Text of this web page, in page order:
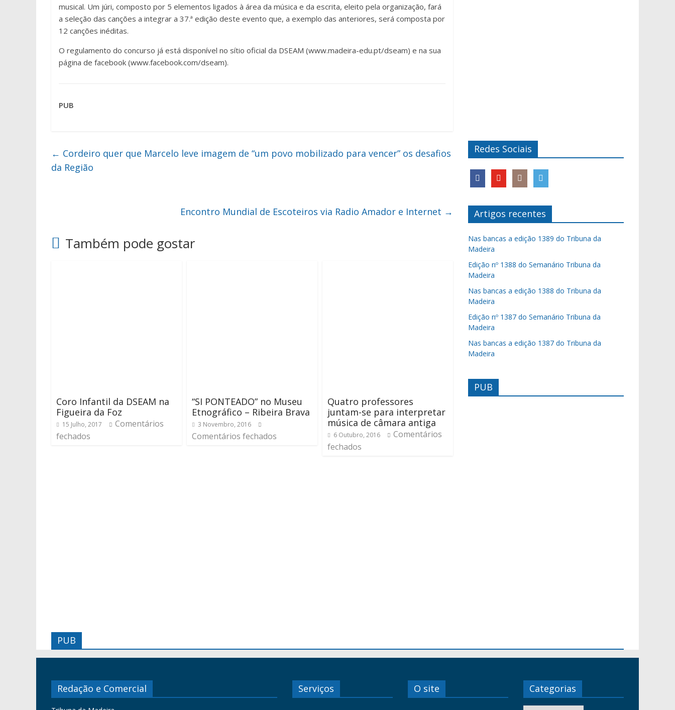
musical. Um júri, composto por 5 elementos ligados à área da música e da escrita, eleito pela organização, fará
a seleção das canções a integrar a 37.ª edição deste evento que, a exemplo das anteriores, será composta por
12 canções inéditas.
O regulamento do concurso já está disponível no sítio oficial da DSEAM (www.madeira-edu.pt/dseam) e na sua
página de facebook (www.facebook.com/dseam).
PUB
← Cordeiro quer que Marcelo leve imagem de “um povo mobilizado para vencer” os desafios
da Região
Encontro Mundial de Escoteiros via Radio Amador e Internet →
Também pode gostar
Coro Infantil da DSEAM na
Figueira da Foz
15 Julho, 2017
Comentários
fechados
“SI PONTEADO” no Museu
Etnográfico – Ribeira Brava
3 Novembro, 2016
Comentários fechados
Quatro professores
juntam-se para interpretar
música de câmara antiga
6 Outubro, 2016
Comentários
fechados
Redes Sociais
Artigos recentes
Nas bancas a edição 1389 do Tribuna da
Madeira
Edição nº 1388 do Semanário Tribuna da
Madeira
Nas bancas a edição 1388 do Tribuna da
Madeira
Edição nº 1387 do Semanário Tribuna da
Madeira
Nas bancas a edição 1387 do Tribuna da
Madeira
PUB
PUB
Redação e Comercial Serviços O site Categorias